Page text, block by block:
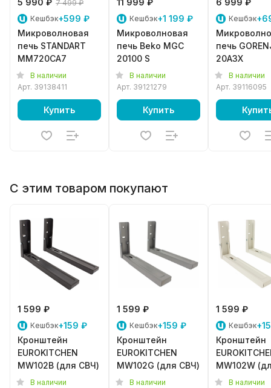
5 990 ₽ 7 499 ₽
Кешбэк+599 ₽
Микроволновая
печь STANDART
MM720CA7
В наличии
Арт. 39138411
Купить
11 999 ₽
Кешбэк+1 199 ₽
Микроволновая
печь Beko MGC
20100 S
В наличии
Арт. 39121279
Купить
6 999 ₽
Кешбэк
печь
20A3X
В наличии
Арт. 39116095
С этим товаром покупают
1 599 ₽
Кешбэк+159 ₽
Кронштейн
EUROKITCHEN
MW102B (для СВЧ)
В наличии
1 599 ₽
Кешбэк+159 ₽
Кронштейн
EUROKITCHEN
MW102G (для СВЧ)
В наличии
1 599 ₽
Кешбэк
Кронштейн
MW102W
СВЧ)В наличии